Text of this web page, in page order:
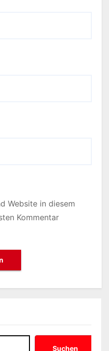
Website in diesem
Kommentar
Suchen